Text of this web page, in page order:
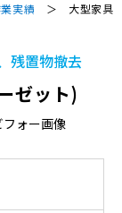
実績 ＞ 大型家具の
残置物撤去
ゼット)